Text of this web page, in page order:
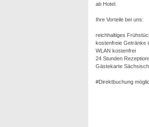
ab Hotel.
Ihre Vorteile bei uns:
reichhaltiges
kostenfreie Getränke
WLAN kostenfrei
24 Stunden
Gästekarte
#Direktbuchung